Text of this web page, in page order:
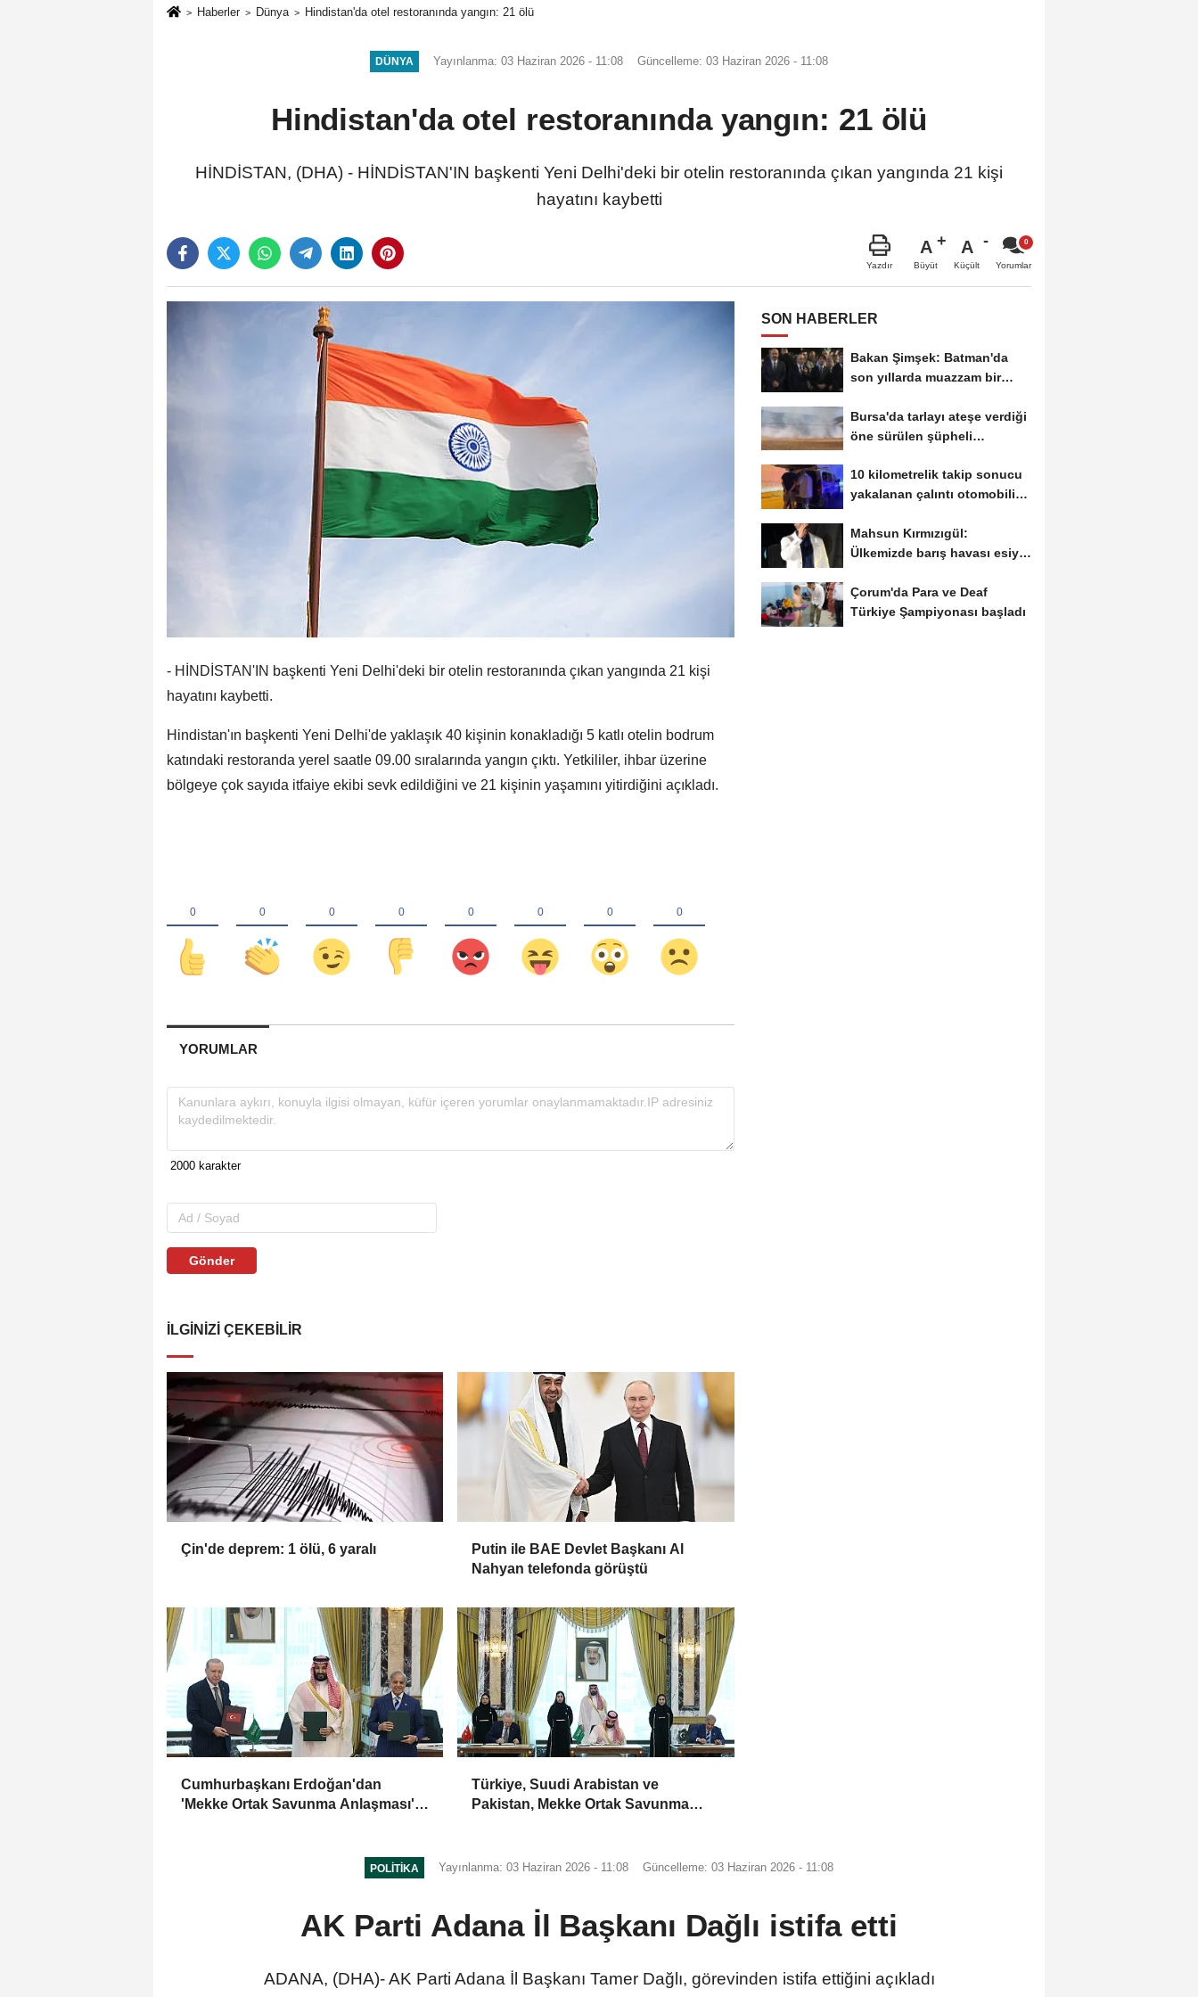
Haberler Dünya Hindistan'da otel restoranında yangın: 21 ölü
DÜNYA Yayınlanma: 03 Haziran 2026 - 11:08 Güncelleme: 03 Haziran 2026 - 11:08
Hindistan'da otel restoranında yangın: 21 ölü
HİNDİSTAN, (DHA) - HİNDİSTAN'IN başkenti Yeni Delhi'deki bir otelin restoranında çıkan yangında 21 kişi
hayatını kaybetti
Yazdır
A
Büyüt
A
Küçült Yorumlar
- HİNDİSTAN'IN başkenti Yeni Delhi'deki bir otelin restoranında çıkan yangında 21 kişi
hayatını kaybetti.
Hindistan'ın başkenti Yeni Delhi'de yaklaşık 40 kişinin konakladığı 5 katlı otelin bodrum
katındaki restoranda yerel saatle 09.00 sıralarında yangın çıktı. Yetkililer, ihbar üzerine
bölgeye çok sayıda itfaiye ekibi sevk edildiğini ve 21 kişinin yaşamını yitirdiğini açıkladı.
YORUMLAR
Gönder
İLGINIZI ÇEKEBILIR
Çin'de deprem: 1 ölü, 6 yaralı
Putin ile BAE Devlet Başkanı Al
Nahyan telefonda görüştü
Cumhurbaşkanı Erdoğan'dan
'Mekke Ortak Savunma Anlaşması'
Türkiye, Suudi Arabistan ve
Pakistan, Mekke Ortak Savunma
SON HABERLER
Bakan Şimşek: Batman'da
son yıllarda muazzam bir
Bursa'da tarlayı ateşe verdiği
öne sürülen şüpheli
10 kilometrelik takip sonucu
yakalanan çalıntı otomobilin
Mahsun Kırmızıgül:
Ülkemizde barış havası esiyor
Çorum'da Para ve Deaf
Türkiye Şampiyonası başladı
POLITIKA Yayınlanma: 03 Haziran 2026 - 11:08 Güncelleme: 03 Haziran 2026 - 11:08
AK Parti Adana İl Başkanı Dağlı istifa etti
ADANA, (DHA)- AK Parti Adana İl Başkanı Tamer Dağlı, görevinden istifa ettiğini açıkladı